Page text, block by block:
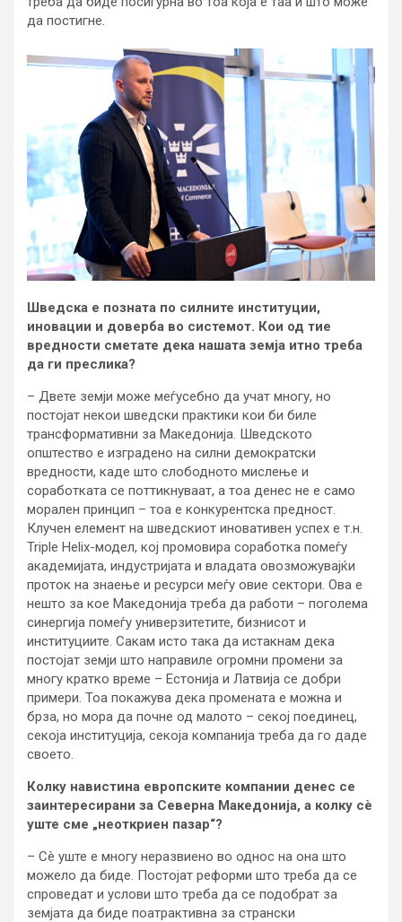
да постигне.
Шведска е позната по силните институции,
иновации и доверба во системот. Кои од тие
вредности сметате дека нашата земја итно треба
да ги преслика?
– Двете земји може меѓусебно да учат многу, но
постојат некои шведски практики кои би биле
трансформативни за Македонија. Шведското
општество е изградено на силни демократски
вредности, каде што слободното мислење и
соработката се поттикнуваат, а тоа денес не е само
морален принцип – тоа е конкурентска предност.
Клучен елемент на шведскиот иновативен успех е т.н.
Triple Helix-модел, кој промовира соработка помеѓу
академијата, индустријата и владата овозможувајќи
проток на знаење и ресурси меѓу овие сектори. Ова е
нешто за кое Македонија треба да работи – поголема
синергија помеѓу универзитетите, бизнисот и
институциите. Сакам исто така да истакнам дека
постојат земји што направиле огромни промени за
многу кратко време – Естонија и Латвија се добри
примери. Тоа покажува дека промената е можна и
брза, но мора да почне од малото – секој поединец,
секоја институција, секоја компанија треба да го даде
своето.
Колку навистина европските компании денес се
заинтересирани за Северна Македонија, а колку сè
уште сме „неоткриен пазар“?
– Сè уште е многу неразвиено во однос на она што
можело да биде. Постојат реформи што треба да се
спроведат и услови што треба да се подобрат за
земјата да биде поатрактивна за странски